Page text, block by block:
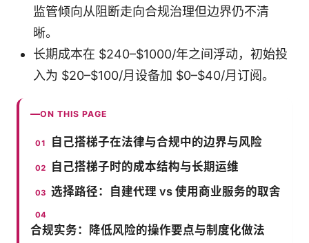
监管倾向从阻断走向合规治理但边界仍不清
晰。
长期成本在 $240–$1000/年之间浮动，初始投
入为 $20–$100/月设备加 $0–$40/月订阅。
ON THIS PAGE
自己搭梯子在法律与合规中的边界与风险
自己搭梯子时的成本结构与长期运维
选择路径：自建代理 vs 使用商业服务的取舍
合规实务：降低风险的操作要点与制度化做法